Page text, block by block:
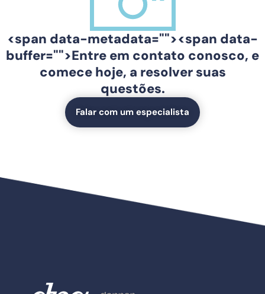
<span data-metadata=""><span data-
buffer="">Entre em contato conosco, e
comece hoje, a resolver suas
questões.
Falar com um especialista